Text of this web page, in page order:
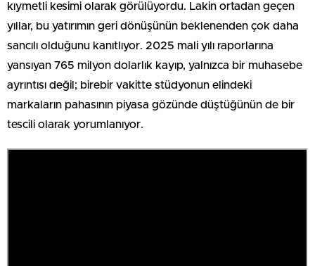
kıymetli kesimi olarak görülüyordu. Lakin ortadan geçen
yıllar, bu yatırımın geri dönüşünün beklenenden çok daha
sancılı olduğunu kanıtlıyor. 2025 mali yılı raporlarına
yansıyan 765 milyon dolarlık kayıp, yalnızca bir muhasebe
ayrıntısı değil; birebir vakitte stüdyonun elindeki
markaların pahasının piyasa gözünde düştüğünün de bir
tescili olarak yorumlanıyor.